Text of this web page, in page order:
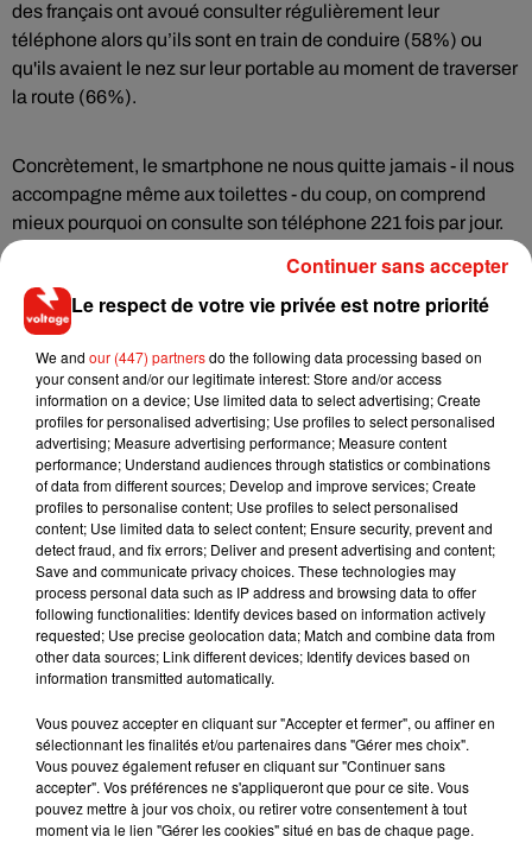
des français ont avoué consulter régulièrement leur
téléphone alors qu’ils sont en train de conduire (58%) ou
qu'ils avaient le nez sur leur portable au moment de traverser
la route (66%).
Concrètement, le smartphone ne nous quitte jamais - il nous
accompagne même aux toilettes - du coup, on comprend
mieux pourquoi on consulte son téléphone 221 fois par jour.
De votre côté, qu'utilisez-vous le plus sur votre
smartphone ?
Musique
7 août 2026
RÜFÜS DU SOL annonce un nouvel
album après sa tournée mondiale
Angèle et Amélie Lens dévoilent leur
collaboration tant attendue
Il y a 10 ans, DJ Snake changeait de
dimension avec son premier...
Le respect de votre vie privée est notre priorité
We and our (447) partnersdo the following data processing based on
your consent and/or our legitimate interest: Store and/or access
information on a device; Use limited data to select advertising; Create
profiles for personalised advertising; Use profiles to select personalised
advertising; Measure advertising performance; Measure content
performance; Understand audiences through statistics or combinations
of data from different sources; Develop and improve services; Create
profiles to personalise content; Use profiles to select personalised
content; Use limited data to select content; Ensure security, prevent and
detect fraud, and fix errors; Deliver and present advertising and content;
Save and communicate privacy choices. These technologies may
process personal data such as IP address and browsing data to offer
following functionalities: Identify devices based on information actively
requested; Use precise geolocation data; Match and combine data from
other data sources; Link different devices; Identify devices based on
information transmitted automatically.
Vous pouvez accepter en cliquant sur "Accepter et fermer", ou affiner en
sélectionnant les finalités et/ou partenaires dans "Gérer mes choix".
Vous pouvez également refuser en cliquant sur "Continuer sans
accepter". Vos préférences ne s'appliqueront que pour ce site. Vous
pouvez mettre à jour vos choix, ou retirer votre consentement à tout
moment via le lien "Gérer les cookies" situé en bas de chaque page.
Continuer sans accepter